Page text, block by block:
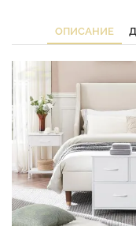
ОПИСАНИЕ